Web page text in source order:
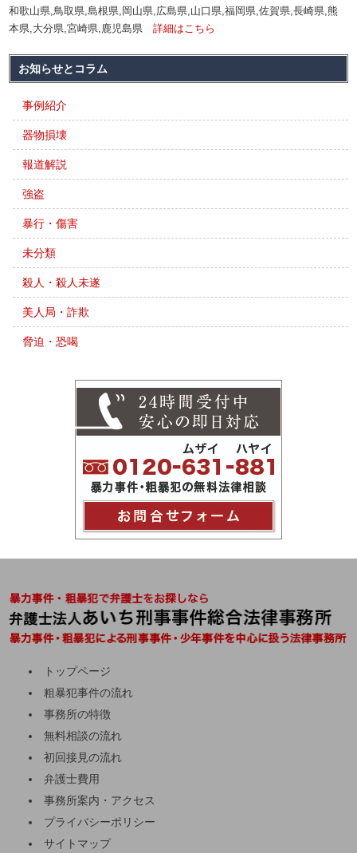
和歌山県,鳥取県,島根県,岡山県,広島県,山口県,福岡県,佐賀県,長崎県,熊
本県,大分県,宮崎県,鹿児島県詳細はこちら
お知らせとコラム
事例紹介
器物損壊
報道解説
強盗
暴行・傷害
未分類
殺人・殺人未遂
美人局・詐欺
脅迫・恐喝
トップページ
粗暴犯事件の流れ
事務所の特徴
無料相談の流れ
初回接見の流れ
弁護士費用
事務所案内・アクセス
プライバシーポリシー
サイトマップ